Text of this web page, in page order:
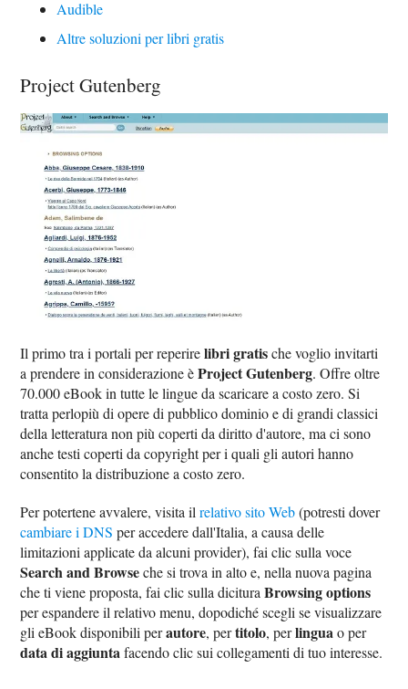
Audible
Altre soluzioni per libri gratis
Project Gutenberg
Il primo tra i portali per reperirelibri gratische voglio invitarti
a prendere in considerazione èProject Gutenberg. Offre oltre
70.000 eBook in tutte le lingue da scaricare a costo zero. Si
tratta perlopiù di opere di pubblico dominio e di grandi classici
della letteratura non più coperti da diritto d'autore, ma ci sono
anche testi coperti da copyright per i quali gli autori hanno
consentito la distribuzione a costo zero.
Per potertene avvalere, visita ilrelativo sito Web(potresti dover
cambiare i DNS per accedere dall'Italia, a causa delle
limitazioni applicate da alcuni provider), fai clic sulla voce
Search and Browseche si trova in alto e, nella nuova pagina
che ti viene proposta, fai clic sulla dicituraBrowsing options
per espandere il relativo menu, dopodiché scegli se visualizzare
gli eBook disponibili perautore, pertitolo, perlinguao per
data di aggiuntafacendo clic sui collegamenti di tuo interesse.